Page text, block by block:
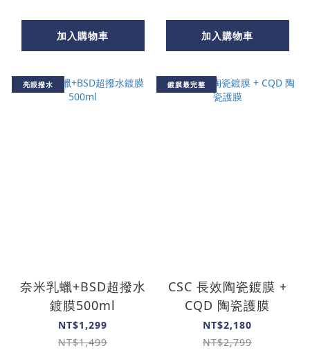
加入購物車 加入購物車
亮眼撥水
奈米乳蠟+BSD超撥水
鍍膜500ml
NT$1,299
NT$1,499
鍍膜最完整
CSC 長效陶瓷鍍膜 +
CQD 陶瓷護膜
NT$2,180
NT$2,799